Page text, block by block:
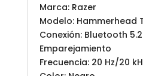
Marca: Razer
Modelo: Hammerhead
Conexión: Bluetooth
Emparejamiento
Frecuencia: 20 Hz/20